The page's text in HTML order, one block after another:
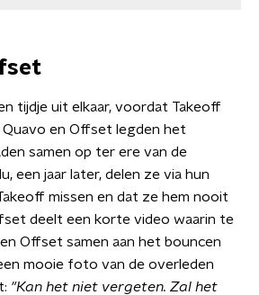
tijdje uit elkaar, voordat Takeoff
Quavo en Offset legden het
samen op ter ere van de
een jaar later, delen ze via hun
missen en dat ze hem nooit
deelt een korte video waarin te
Offset samen aan het bouncen
mooie foto van de overleden
"Kan het niet vergeten. Zal het